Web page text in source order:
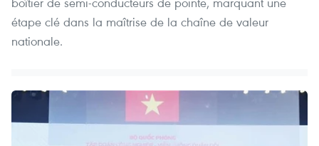
étape clé dans la maîtrise de la chaîne de valeur
nationale.